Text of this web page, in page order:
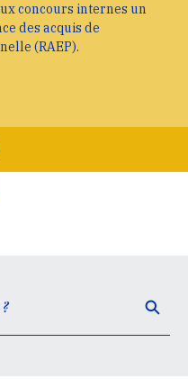
concours internes un
des acquis de
(RAEP).